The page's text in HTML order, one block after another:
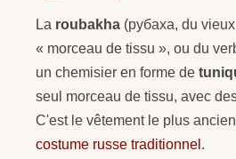
La roubakha (рубаха, du
« morceau de tissu », ou du
un chemisier en forme de
seul morceau de tissu, avec
C'est le vêtement le plus
costume russe traditionnel .